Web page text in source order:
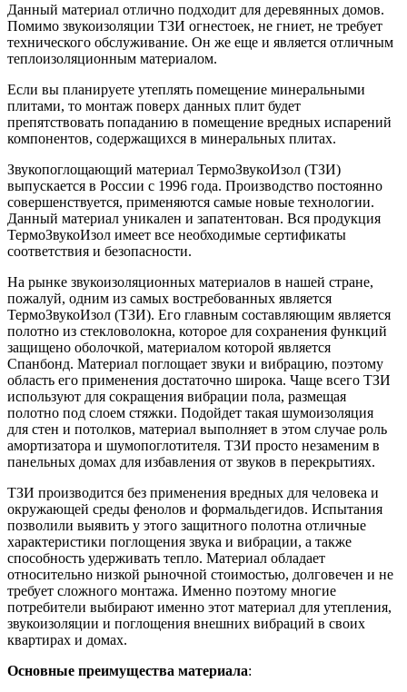
Данный материал отлично подходит для деревянных домов.
Помимо звукоизоляции ТЗИ огнестоек, не гниет, не требует
технического обслуживание. Он же еще и является отличным
теплоизоляционным материалом.
Если вы планируете утеплять помещение минеральными
плитами, то монтаж поверх данных плит будет
препятствовать попаданию в помещение вредных испарений
компонентов, содержащихся в минеральных плитах.
Звукопоглощающий материал ТермоЗвукоИзол (ТЗИ)
выпускается в России с 1996 года. Производство постоянно
совершенствуется, применяются самые новые технологии.
Данный материал уникален и запатентован. Вся продукция
ТермоЗвукоИзол имеет все необходимые сертификаты
соответствия и безопасности.
На рынке звукоизоляционных материалов в нашей стране,
пожалуй, одним из самых востребованных является
ТермоЗвукоИзол (ТЗИ). Его главным составляющим является
полотно из стекловолокна, которое для сохранения функций
защищено оболочкой, материалом которой является
Спанбонд. Материал поглощает звуки и вибрацию, поэтому
область его применения достаточно широка. Чаще всего ТЗИ
используют для сокращения вибрации пола, размещая
полотно под слоем стяжки. Подойдет такая шумоизоляция
для стен и потолков, материал выполняет в этом случае роль
амортизатора и шумопоглотителя. ТЗИ просто незаменим в
панельных домах для избавления от звуков в перекрытиях.
ТЗИ производится без применения вредных для человека и
окружающей среды фенолов и формальдегидов. Испытания
позволили выявить у этого защитного полотна отличные
характеристики поглощения звука и вибрации, а также
способность удерживать тепло. Материал обладает
относительно низкой рыночной стоимостью, долговечен и не
требует сложного монтажа. Именно поэтому многие
потребители выбирают именно этот материал для утепления,
звукоизоляции и поглощения внешних вибраций в своих
квартирах и домах.
Основные преимущества материала: